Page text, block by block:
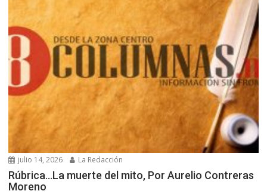
julio 14, 2026 La Redacción
Rúbrica…La muerte del mito, Por Aurelio Contreras
Moreno